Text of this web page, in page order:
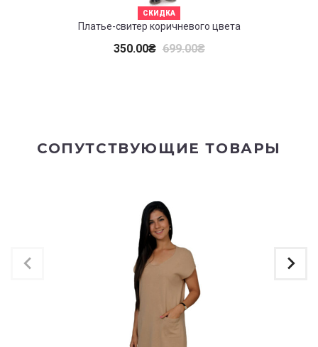
СКИДКА
Платье-свитер коричневого цвета
350.00₴ 699.00₴
СОПУТСТВУЮЩИЕ ТОВАРЫ